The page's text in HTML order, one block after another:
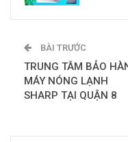
BÀI TRƯỚC
TRUNG TÂM BẢO
MÁY NÓNG LẠNH
SHARP TẠI QUẬN 8